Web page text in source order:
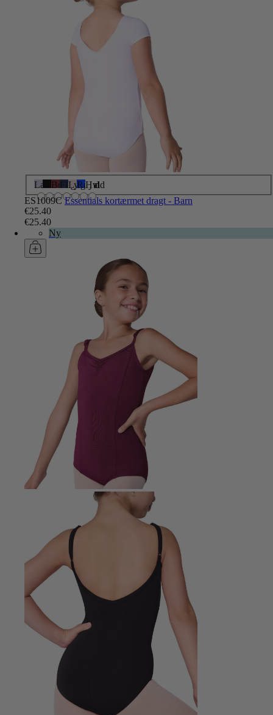
Lavendel
SortBourgogne
Flådeblå
Lyserød
Royal
Hvid
ES1009C Essentials kortærmet dragt - Barn
€25.40
€25.40
Ny